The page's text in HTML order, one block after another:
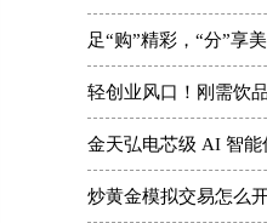
足“购”精彩，“分”享
轻创业风口！刚需饮
金天弘电芯级 AI 智
炒黄金模拟交易怎么